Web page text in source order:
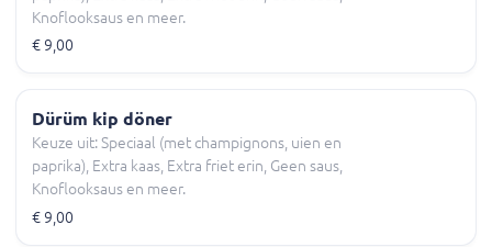
Knoflooksaus en meer.
€ 9,00
Dürüm kip döner
Keuze uit: Speciaal (met champignons, uien en
paprika), Extra kaas, Extra friet erin, Geen saus,
Knoflooksaus en meer.
€ 9,00